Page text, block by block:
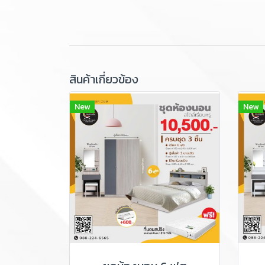
สินค้าเกี่ยวข้อง
New New